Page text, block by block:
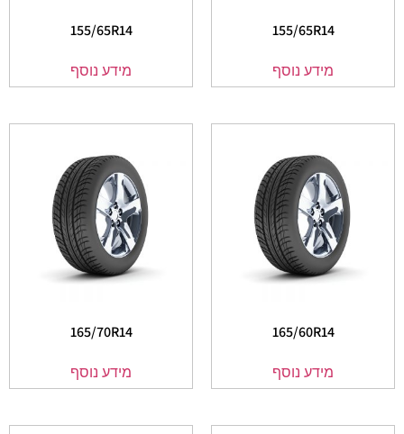
155/65R14
מידע נוסף
155/65R14
מידע נוסף
165/60R14
מידע נוסף
165/70R14
מידע נוסף